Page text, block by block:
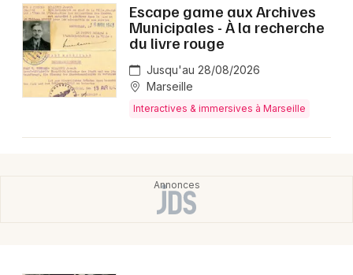
Escape game aux Archives
Municipales - À la recherche
du livre rouge
Jusqu'au 28/08/2026
Marseille
Interactives & immersives à Marseille